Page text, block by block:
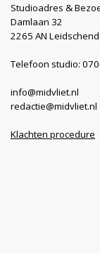
Studioadres &
Damlaan 32
2265 AN
Telefoon studio:
info@midvliet.nl
redactie@midvliet.nl
Klachten procedure